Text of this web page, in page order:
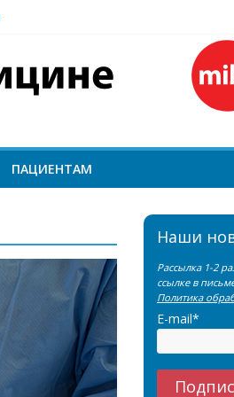
конференции SNMMI
системы?
ПАЦИЕНТАМ
Наши
Рассылка 1-2
ссылке в
Политика
E-mail*